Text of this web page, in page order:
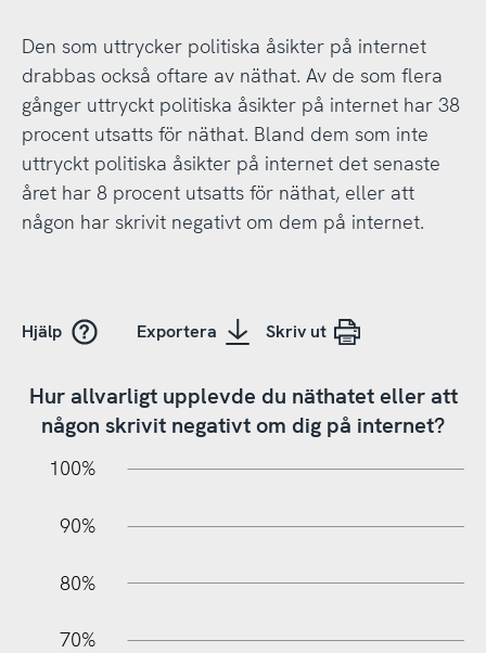
Den som uttrycker politiska åsikter på internet
drabbas också oftare av näthat. Av de som flera
gånger uttryckt politiska åsikter på internet har 38
procent utsatts för näthat. Bland dem som inte
uttryckt politiska åsikter på internet det senaste
året har 8 procent utsatts för näthat, eller att
någon har skrivit negativt om dem på internet.
Hjälp Exportera Skriv ut
Hur allvarligt upplevde du näthatet eller att
någon skrivit negativt om dig på internet?
100%
90%
80%
70%